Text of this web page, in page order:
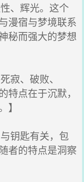
、辉光。这个
漫宿与梦境联系
秘而强大的梦想
寂、破败、
特点在于沉默，
钥匙有关，包
者的特点是洞察